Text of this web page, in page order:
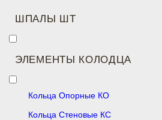
ШПАЛЫ ШТ
ЭЛЕМЕНТЫ КОЛОДЦА
Кольца Опорные КО
Кольца Стеновые КС